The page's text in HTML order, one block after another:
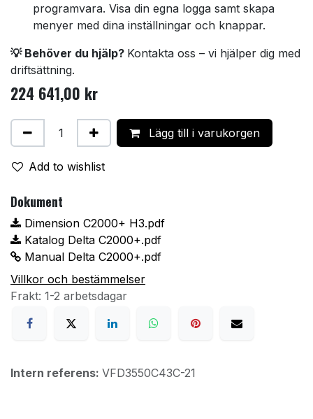
programvara. Visa din egna logga samt skapa
menyer med dina inställningar och knappar.
💡 Behöver du hjälp? Kontakta oss – vi hjälper dig med
driftsättning.
224 641,00 kr
Lägg till i varukorgen
Add to wishlist
Dokument
Dimension C2000+ H3.pdf
Katalog Delta C2000+.pdf
Manual Delta C2000+.pdf
Villkor och bestämmelser
Frakt: 1-2 arbetsdagar
Intern referens: VFD3550C43C-21